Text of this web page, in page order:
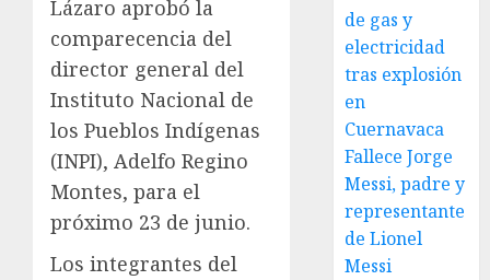
Lázaro aprobó la
comparecencia del
director general del
Instituto Nacional de
los Pueblos Indígenas
(INPI), Adelfo Regino
Montes, para el
próximo 23 de junio.
Los integrantes del
de gas y
electricidad
tras explosión
en
Cuernavaca
Fallece Jorge
Messi, padre y
representante
de Lionel
Messi